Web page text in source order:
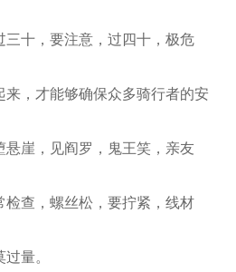
十，要注意，过四十，极危
，才能够确保众多骑行者的安
崖，见阎罗，鬼王笑，亲友
查，螺丝松，要拧紧，线材
量。